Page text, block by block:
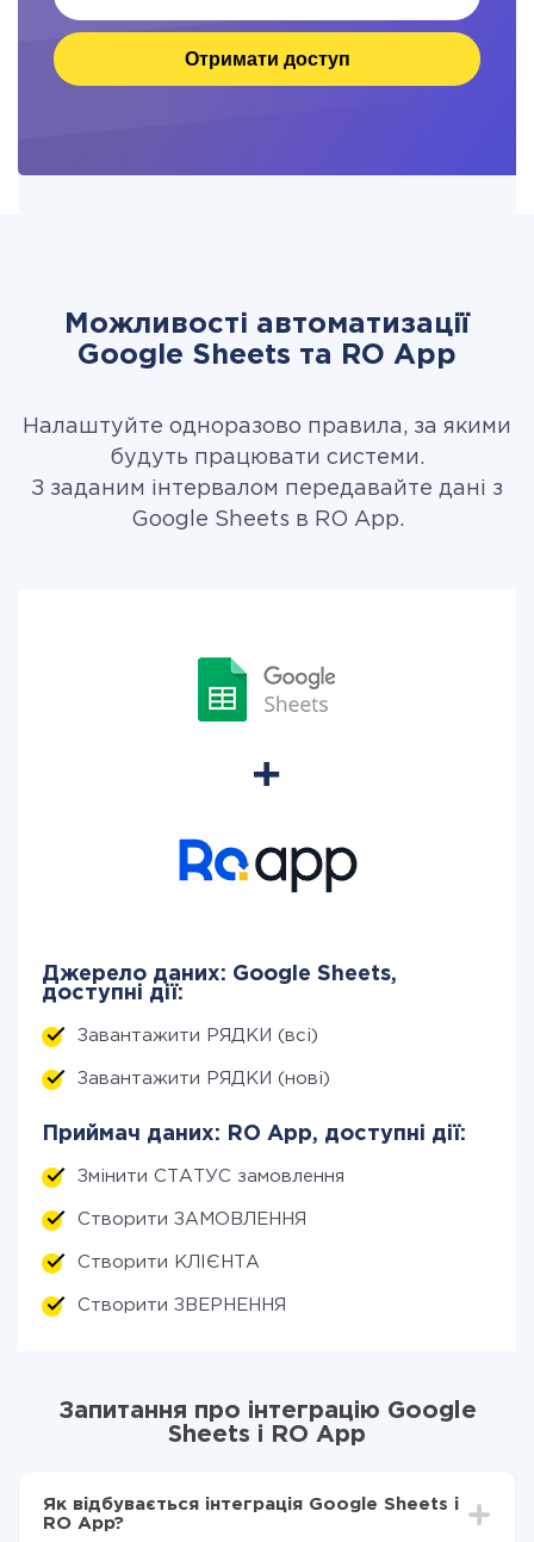
Отримати доступ
Можливості автоматизації
Google Sheets та RO App
Налаштуйте одноразово правила, за якими
будуть працювати системи.
З заданим інтервалом передавайте дані з
Google Sheets в RO App.
Джерело даних: Google Sheets,
доступні дії:
Завантажити РЯДКИ (всі)
Завантажити РЯДКИ (нові)
Приймач даних: RO App, доступні дії:
Змінити СТАТУС замовлення
Створити ЗАМОВЛЕННЯ
Створити КЛІЄНТА
Створити ЗВЕРНЕННЯ
Запитання про інтеграцію Google
Sheets і RO App
Як відбувається інтеграція Google Sheets і
RO App?